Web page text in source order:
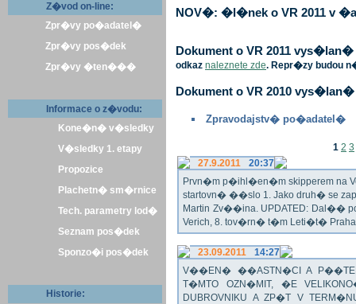
Z�vod on-line:
Zpr�vy po�adatel�
Zpr�vy pos�dek
Zpr�vy �ten���
Informace o z�vodu:
Kone�n� v�sledky
V�sledky 1. etapy
Propozice
Plachetn� sm�rnice
Tech. parametry lod�
Seznam pos�dek
Sponzo�i pos�dek
Historie:
NOV�: �l�nek o VR 2011 v
Dokument o VR 2011
odkaz naleznete zde. Repr�zy budou
Dokument o VR 2010
Zpravodajstv� po�adatel�
1 2 3
27.9.2011
20:37
Prvn�m p�ihl�en�m skipperem na
startovn� ��slo 1. Jako druh� se
Martin Zv��ina. UPDATED: Dal��
Verich, 8. tov�rn� t�m Leti�t� Praha
23.09.2011
14:27
V��EN� ��ASTN�CI A
T�MTO OZN�MIT, �E
DUBROVNIKU A ZP�T V